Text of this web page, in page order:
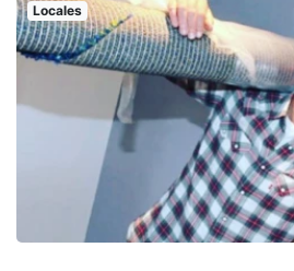
Locales